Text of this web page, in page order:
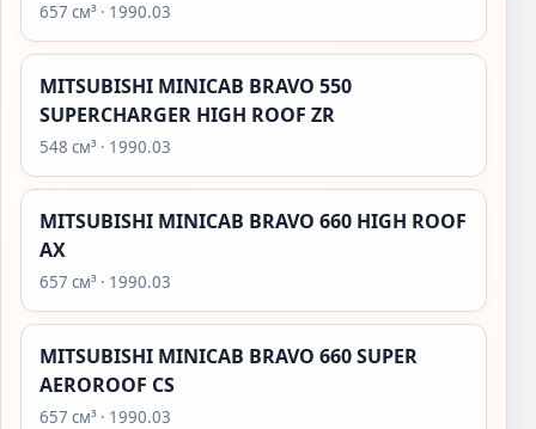
657 см³ · 1990.03
MITSUBISHI MINICAB BRAVO 550
SUPERCHARGER HIGH ROOF ZR
548 см³ · 1990.03
MITSUBISHI MINICAB BRAVO 660 HIGH ROOF
AX
657 см³ · 1990.03
MITSUBISHI MINICAB BRAVO 660 SUPER
AEROROOF CS
657 см³ · 1990.03